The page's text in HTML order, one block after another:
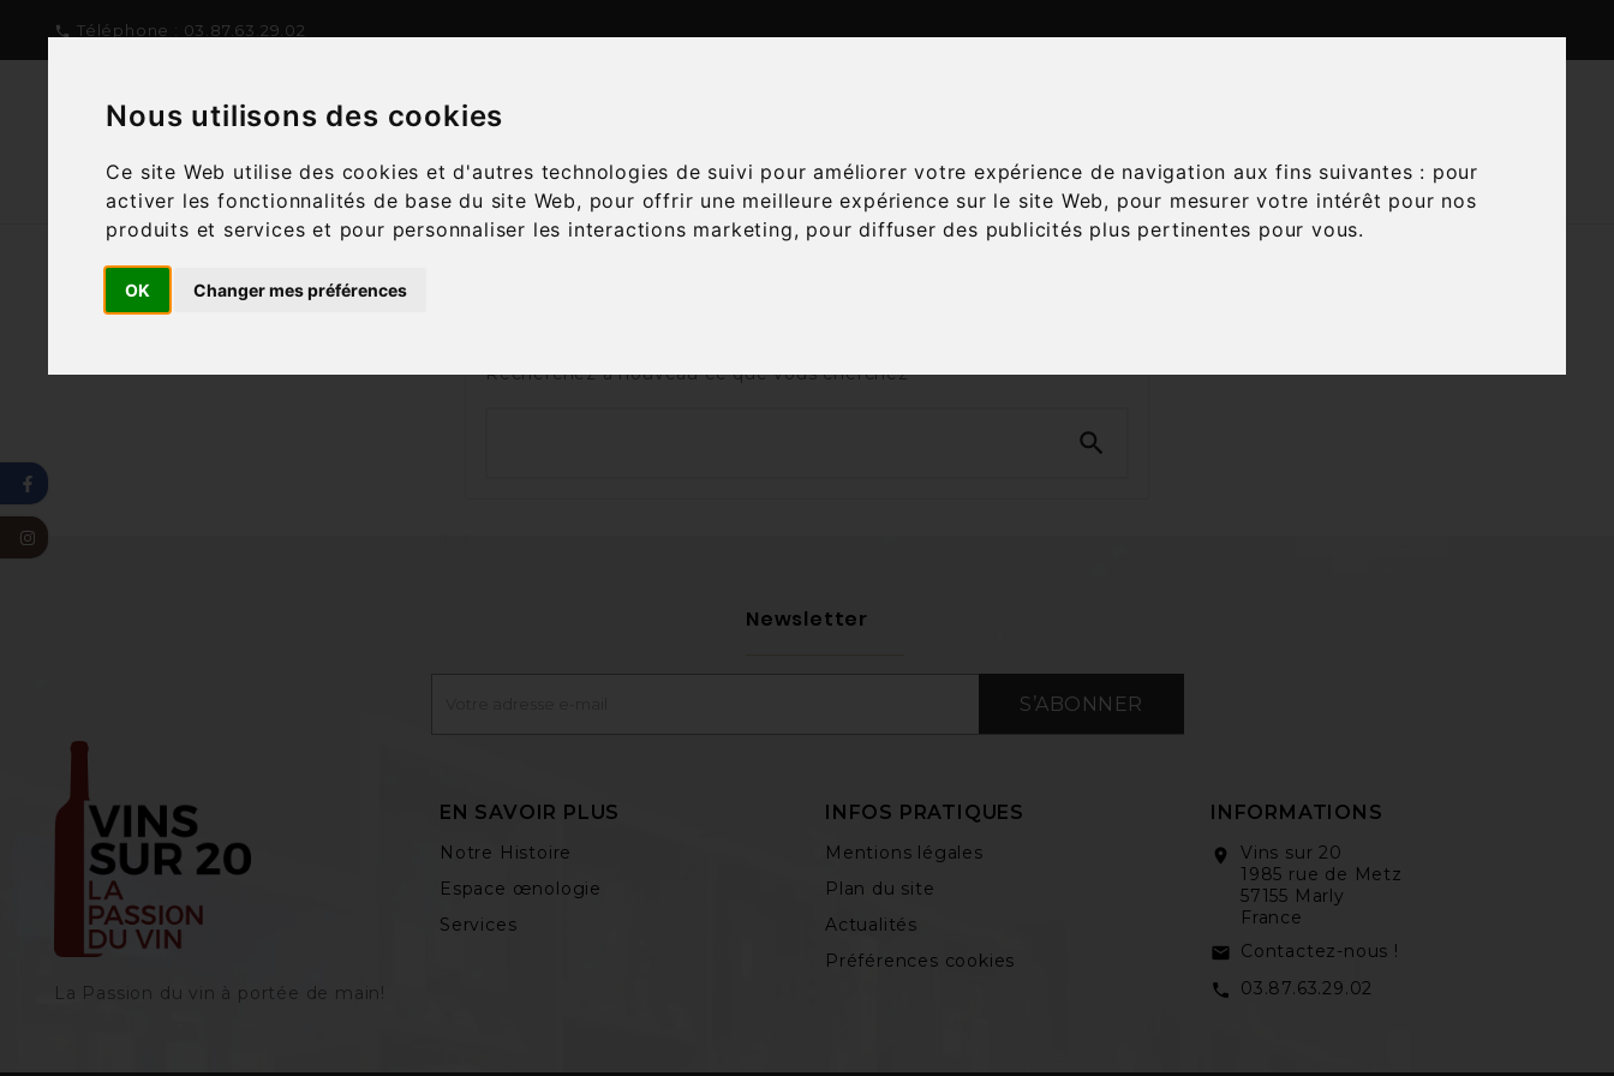
Nous utilisons des cookies
Ce site Web utilise des cookies et d'autres technologies de suivi pour améliorer votre expérience de navigation aux fins suivantes : pour
activer les fonctionnalités de base du site Web, pour offrir une meilleure expérience sur le site Web, pour mesurer votre intérêt pour nos
produits et services et pour personnaliser les interactions marketing, pour diffuser des publicités plus pertinentes pour vous.
OK Changer mes préférences
 Téléphone : 03.87.63.29.02
Recherchez à nouveau ce que vous cherchez

Newsletter
S’ABONNER
La Passion du vin à portée de main‎!
EN SAVOIR PLUS
Notre Histoire
Espace œnologie
Services
INFOS PRATIQUES
Mentions légales
Plan du site
Actualités
Préférences cookies
INFORMATIONS
location_on
Vins sur 20
1985 rue de Metz
57155 Marly
France
email Contactez-nous !
call 03.87.63.29.02